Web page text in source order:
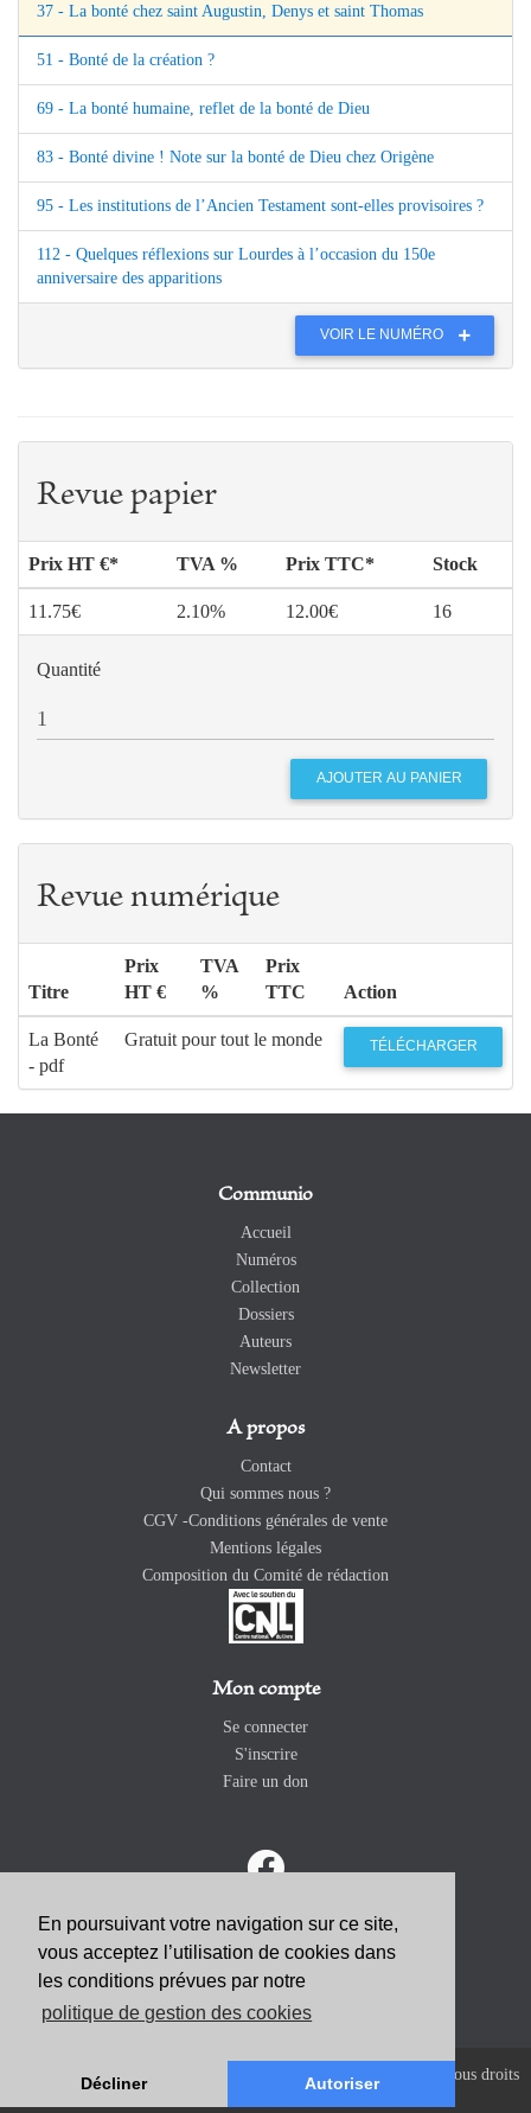
En poursuivant votre navigation sur ce site,
vous acceptez l’utilisation de cookies dans
les conditions prévues par notre
politique de gestion des cookies
Décliner Autoriser
37 - La bonté chez saint Augustin, Denys et saint Thomas
51 - Bonté de la création ?
69 - La bonté humaine, reflet de la bonté de Dieu
83 - Bonté divine ! Note sur la bonté de Dieu chez Origène
95 - Les institutions de l’Ancien Testament sont-elles provisoires ?
112 - Quelques réflexions sur Lourdes à l’occasion du 150e
anniversaire des apparitions
VOIR LE NUMÉRO
Revue papier
Prix HT €* TVA % Prix TTC* Stock
11.75€ 2.10% 12.00€ 16
Quantité
Revue numérique
Titre
Prix
HT €
TVA
%
Prix
TTC
Action
La Bonté
- pdf
Gratuit pour tout le monde TÉLÉCHARGER
Communio
Accueil
Numéros
Collection
Dossiers
Auteurs
Newsletter
A propos
Contact
Qui sommes nous ?
CGV -Conditions générales de vente
Mentions légales
Composition du Comité de rédaction
Mon compte
Se connecter
S'inscrire
Faire un don
ABONNEZ-VOUS
Copyright 2026 Revue Catholique Internationale COMMUNIO. Tous droits